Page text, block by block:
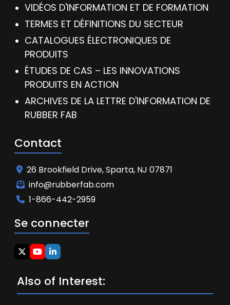
VIDÉOS D'INFORMATION ET DE FORMATION
TERMES ET DÉFINITIONS DU SECTEUR
CATALOGUES ÉLECTRONIQUES DE
PRODUITS
ÉTUDES DE CAS – LES INNOVATIONS
PRODUITS EN ACTION
ARCHIVES DE LA LETTRE D'INFORMATION DE
RUBBER FAB
Contact
26 Brookfield Drive, Sparta, NJ 07871
info@rubberfab.com
1-866-442-2959
Se connecter
Also of Interest: